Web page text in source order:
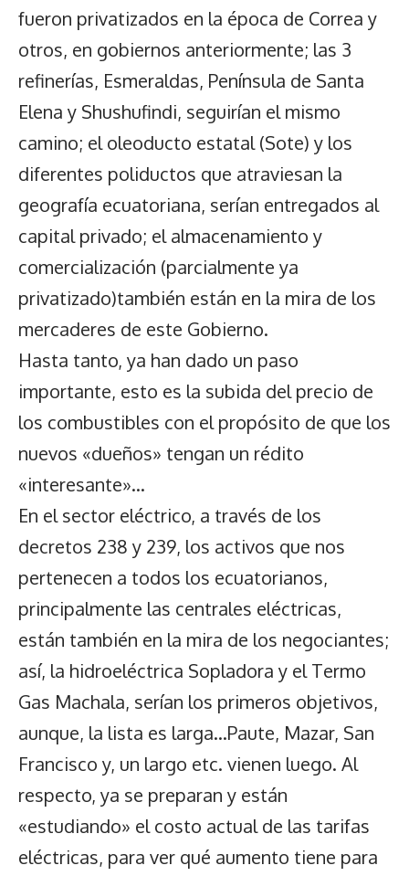
fueron privatizados en la época de Correa y
otros, en gobiernos anteriormente; las 3
refinerías, Esmeraldas, Península de Santa
Elena y Shushufindi, seguirían el mismo
camino; el oleoducto estatal (Sote) y los
diferentes poliductos que atraviesan la
geografía ecuatoriana, serían entregados al
capital privado; el almacenamiento y
comercialización (parcialmente ya
privatizado)también están en la mira de los
mercaderes de este Gobierno.
Hasta tanto, ya han dado un paso
importante, esto es la subida del precio de
los combustibles con el propósito de que los
nuevos «dueños» tengan un rédito
«interesante»…
En el sector eléctrico, a través de los
decretos 238 y 239, los activos que nos
pertenecen a todos los ecuatorianos,
principalmente las centrales eléctricas,
están también en la mira de los negociantes;
así, la hidroeléctrica Sopladora y el Termo
Gas Machala, serían los primeros objetivos,
aunque, la lista es larga…Paute, Mazar, San
Francisco y, un largo etc. vienen luego. Al
respecto, ya se preparan y están
«estudiando» el costo actual de las tarifas
eléctricas, para ver qué aumento tiene para